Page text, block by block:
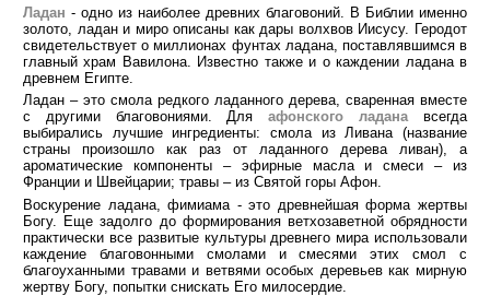
Ладан - одно из наиболее древних благовоний. В Библии именно
золото, ладан и миро описаны как дары волхвов Иисусу. Геродот
свидетельствует о миллионах фунтах ладана, поставлявшимся в
главный храм Вавилона. Известно также и о каждении ладана в
древнем Египте.
Ладан – это смола редкого ладанного дерева, сваренная вместе
с другими благовониями. Дляафонского ладанавсегда
выбирались лучшие ингредиенты: смола из Ливана (название
страны произошло как раз от ладанного дерева ливан), а
ароматические компоненты – эфирные масла и смеси – из
Франции и Швейцарии; травы – из Святой горы Афон.
Воскурение ладана, фимиама - это древнейшая форма жертвы
Богу. Еще задолго до формирования ветхозаветной обрядности
практически все развитые культуры древнего мира использовали
каждение благовонными смолами и смесями этих смол с
благоуханными травами и ветвями особых деревьев как мирную
жертву Богу, попытки снискать Его милосердие.